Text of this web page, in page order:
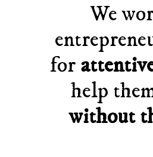
We
for
help
without